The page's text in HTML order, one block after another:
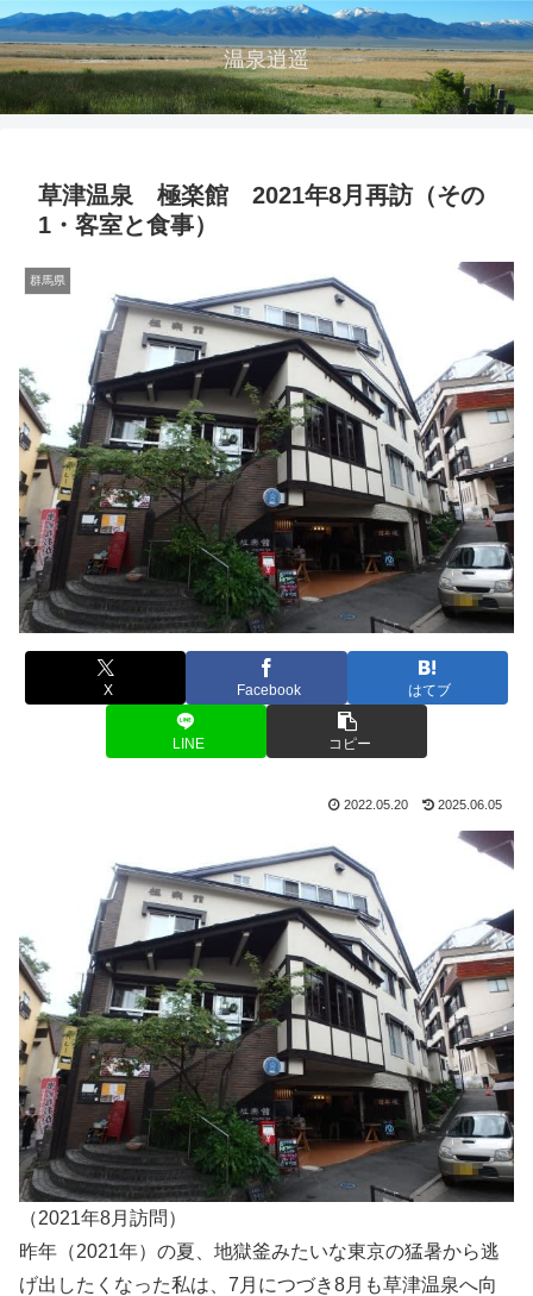
温泉逍遥
草津温泉 極楽館 2021年8月再訪（その
1・客室と食事）
群馬県
X Facebook はてブ
LINE コピー
2022.05.20 2025.06.05
（2021年8月訪問）
昨年（2021年）の夏、地獄釜みたいな東京の猛暑から逃
げ出したくなった私は、7月につづき8月も草津温泉へ向